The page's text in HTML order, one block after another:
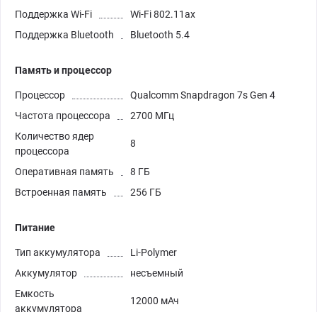
Поддержка Wi-Fi
Wi-Fi 802.11ax
Поддержка Bluetooth
Bluetooth 5.4
Память и процессор
Процессор
Qualcomm Snapdragon 7s Gen 4
Частота процессора
2700 МГц
Количество ядер
процессора
8
Оперативная память
8 ГБ
Встроенная память
256 ГБ
Питание
Тип аккумулятора
Li-Polymer
Аккумулятор
несъемный
Емкость
аккумулятора
12000 мАч